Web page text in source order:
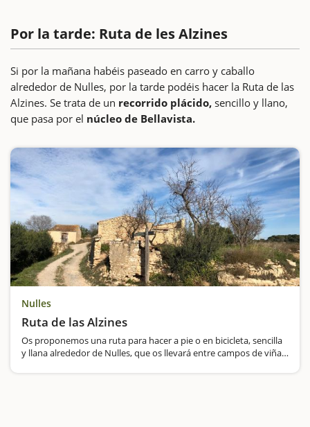
Por la tarde: Ruta de les Alzines
Si por la mañana habéis paseado en carro y caballo
alrededor de Nulles, por la tarde podéis hacer la Ruta de las
Alzines. Se trata de un recorrido plácido, sencillo y llano,
que pasa por el núcleo de Bellavista.
Nulles
Ruta de las Alzines
Os proponemos una ruta para hacer a pie o en bicicleta, sencilla
y llana alrededor de Nulles, que os llevará entre campos de viña,